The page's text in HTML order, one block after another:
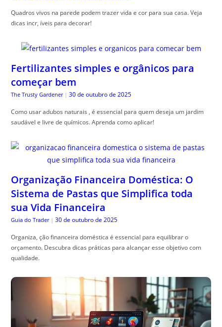
Quadros vivos na parede podem trazer vida e cor para sua casa. Veja
dicas incr, íveis para decorar!
Fertilizantes simples e orgânicos para
começar bem
The Trusty Gardener | 30 de outubro de 2025
Como usar adubos naturais , é essencial para quem deseja um jardim
saudável e livre de químicos. Aprenda como aplicar!
Organização Financeira Doméstica: O
Sistema de Pastas que Simplifica toda
sua Vida Financeira
Guia do Trader | 30 de outubro de 2025
Organiza, ção financeira doméstica é essencial para equilibrar o
orçamento. Descubra dicas práticas para alcançar esse objetivo com
qualidade.